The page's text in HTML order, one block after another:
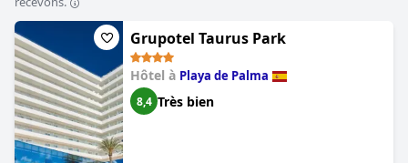
Grupotel Taurus Park
Hôtel à Playa de Palma
8,4 Très bien